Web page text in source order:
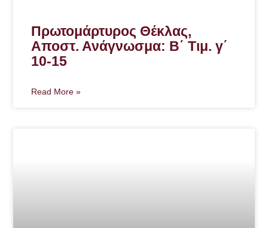
Πρωτομάρτυρος Θέκλας,
Αποστ. Ανάγνωσμα: Β΄ Τιμ. γ΄
10-15
Read More »